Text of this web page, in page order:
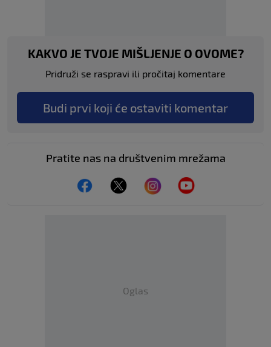
KAKVO JE TVOJE MIŠLJENJE O OVOME?
Pridruži se raspravi ili pročitaj komentare
Budi prvi koji će ostaviti komentar
Pratite nas na društvenim mrežama
Oglas